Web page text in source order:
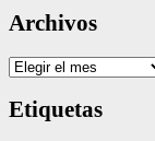
Archivos
Archivos
Etiquetas